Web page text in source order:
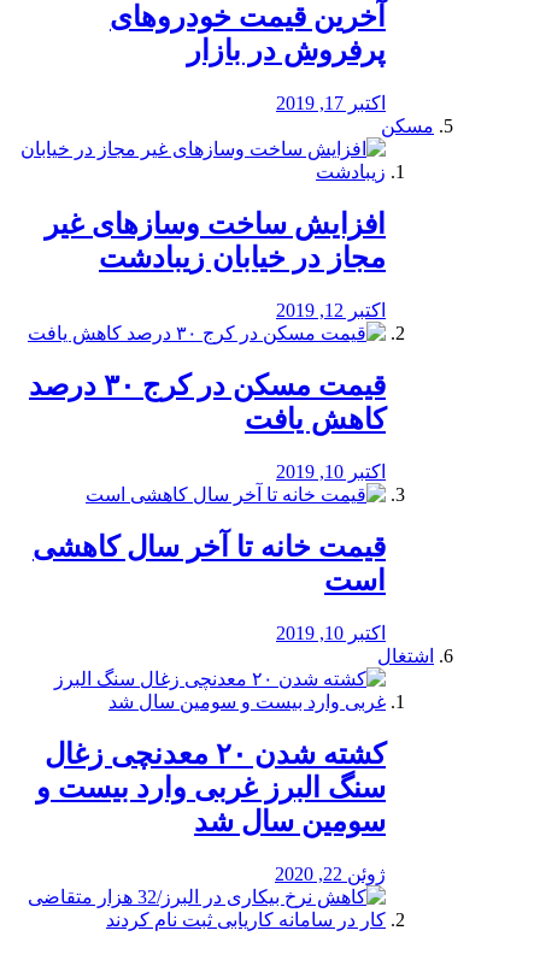
آخرین قیمت خودرو‌های
پرفروش در بازار
اکتبر 17, 2019
مسکن
افزایش ساخت وسازهای غیر
مجاز در خیابان زیبادشت
اکتبر 12, 2019
️قیمت مسکن در کرج ۳۰ درصد
کاهش یافت
اکتبر 10, 2019
قیمت خانه تا آخر سال کاهشی
است
اکتبر 10, 2019
اشتغال
کشته شدن ۲۰ معدنچی زغال
سنگ البرز غربی وارد بیست و
سومین سال شد
ژوئن 22, 2020